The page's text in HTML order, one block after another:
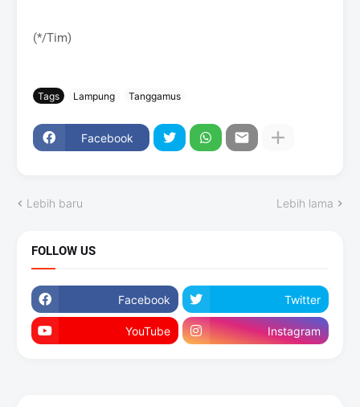
(*/Tim)
Tags Lampung Tanggamus
Facebook
Lebih baru Lebih lama
FOLLOW US
Facebook Twitter
YouTube Instagram